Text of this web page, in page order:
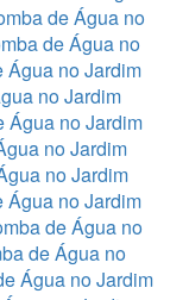
de Água no
de Água no
Água no Jardim
no Jardim
Água no Jardim
no Jardim
no Jardim
Água no Jardim
de Água no
de Água no
Água no Jardim